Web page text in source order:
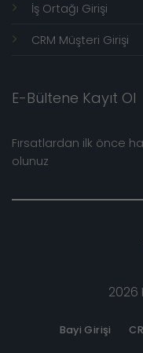
İş Ortağı Girişi
CRM Müşteri Girişi
E-Bültene Kayıt Ol
Fırsatlardan ilk önce
olunuz
2026
Bayi Girişi